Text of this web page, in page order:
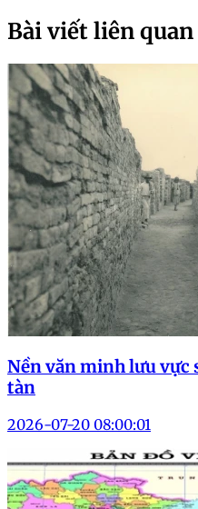
Bài viết liên quan
Nền văn minh lưu vực
tàn
2026-07-20 08:00:01